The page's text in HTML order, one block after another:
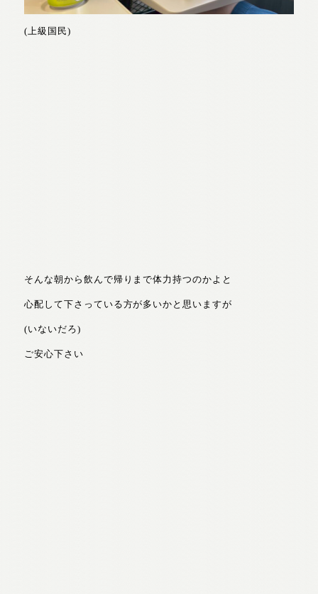
(上級国民)
そんな朝から飲んで帰りまで体力持つのかよと
心配して下さっている方が多いかと思いますが
(いないだろ)
ご安心下さい